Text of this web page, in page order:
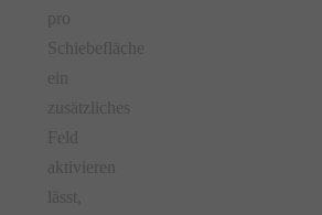
pro
Schiebefläche
ein
zusätzliches
Feld
aktivieren
lässt,